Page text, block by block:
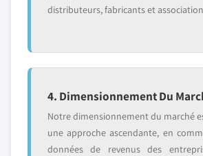
distributeurs, fabricants et
4. Dimensionnement Du
Notre dimensionnement du marché
une approche ascendante, en
données de revenus des